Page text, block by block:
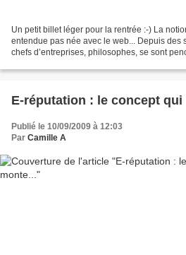
Un petit billet léger pour la rentrée :-) La
entendue pas née avec le web... Depuis des
chefs d’entreprises, philosophes, se sont
E-réputation : le concept
Publié le 10/09/2009 à 12:03
Par Camille A